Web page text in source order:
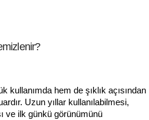
kullanımda hem de şıklık açısından
Uzun yıllar kullanılabilmesi,
ve ilk günkü görünümünü